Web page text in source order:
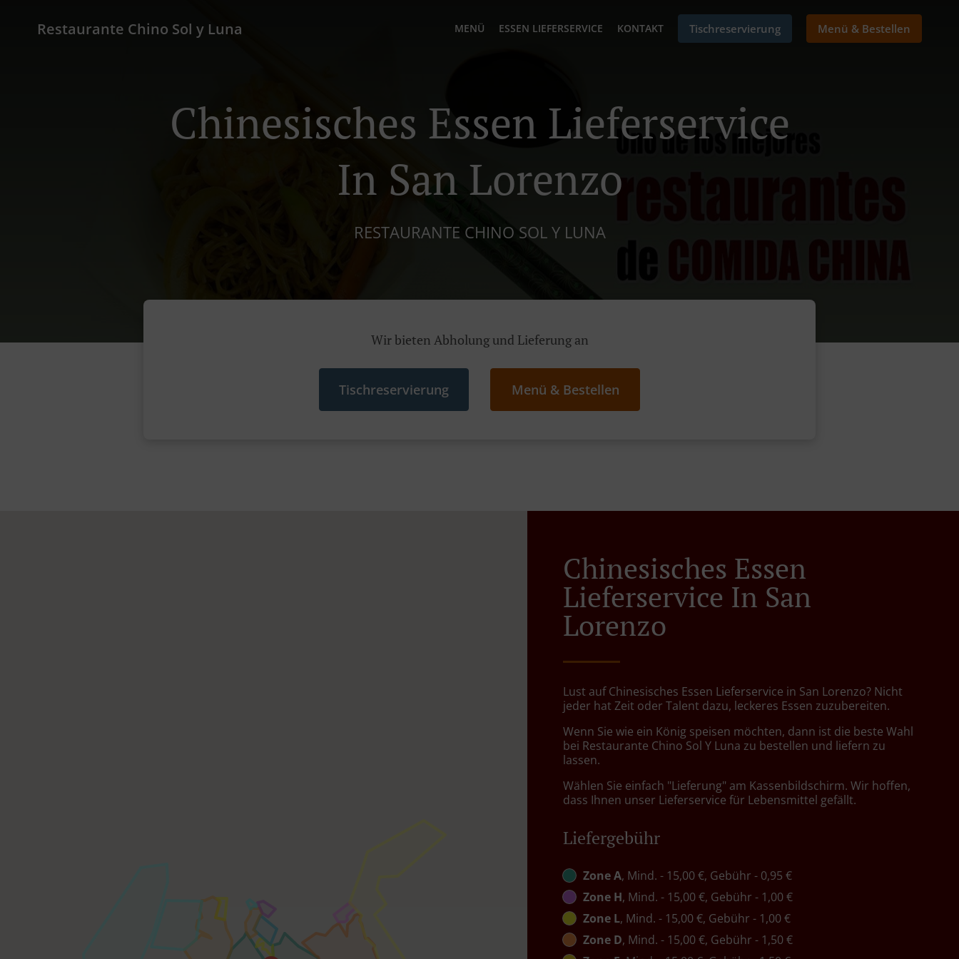
Restaurante Chino Sol y Luna MENÜ ESSEN LIEFERSERVICE KONTAKT Tischreservierung Menü & Bestellen
Chinesisches Essen Lieferservice
In San Lorenzo
RESTAURANTE CHINO SOL Y LUNA
Wir bieten Abholung und Lieferung an
Tischreservierung Menü & Bestellen
Chinesisches Essen
Lieferservice In San
Lorenzo
Lust auf Chinesisches Essen Lieferservice in San Lorenzo? Nicht
jeder hat Zeit oder Talent dazu, leckeres Essen zuzubereiten.
Wenn Sie wie ein König speisen möchten, dann ist die beste Wahl
bei Restaurante Chino Sol Y Luna zu bestellen und liefern zu
lassen.
Wählen Sie einfach "Lieferung" am Kassenbildschirm. Wir hoffen,
dass Ihnen unser Lieferservice für Lebensmittel gefällt.
Liefergebühr
Zone A, Mind. - 15,00 €, Gebühr - 0,95 €
Zone H, Mind. - 15,00 €, Gebühr - 1,00 €
Zone L, Mind. - 15,00 €, Gebühr - 1,00 €
Zone D, Mind. - 15,00 €, Gebühr - 1,50 €